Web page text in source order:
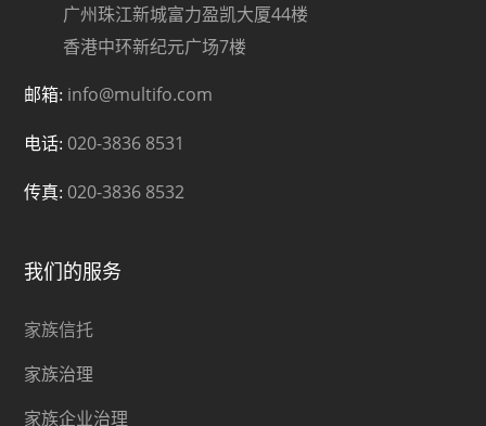
广州珠江新城富力盈凯大厦44楼
香港中环新纪元广场7楼
邮箱: info@multifo.com
电话: 020-3836 8531
传真: 020-3836 8532
我们的服务
家族信托
家族治理
家族企业治理